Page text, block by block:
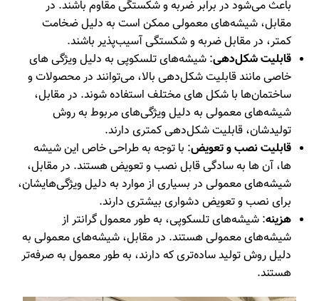
باعث می‌شود در برابر ضربه و شکستگی مقاوم باشند. در
مقابل، شیشه‌های معمولی ممکن است به دلیل ضخامت
کمتر، در مقابل ضربه و شکستگی آسیب‌پذیر باشند.
قابلیت شکل‌دهی: شیشه‌های تلسکوپی به دلیل ویژگی ‌های
خاصی مانند قابلیت شکل‌دهی بالا، می‌توانند در محصولات و
ساختمان‌ها با شکل‌ های مختلف استفاده شوند. در مقابل،
شیشه‌های معمولی به دلیل ویژگی‌های مربوط به روش
تولیدشان، قابلیت شکل‌دهی کمتری دارند.
قابلیت نصب و تعویض: با توجه به طراحی خاص این شیشه
ها، آن ها به سادگی قابل نصب و تعویض هستند. در مقابل،
شیشه‌های معمولی در بسیاری از موارد به دلیل ویژگی‌هایشان،
برای نصب و تعویض دشواری بیشتری دارند.
هزینه: شیشه‌های تلسکوپی، به طور معمول گرانتر از
شیشه‌های معمولی هستند. در مقابل، شیشه‌های معمولی به
دلیل روش تولید ساده‌تری که دارند، به طور معمول به صرفه‌تر
هستند.